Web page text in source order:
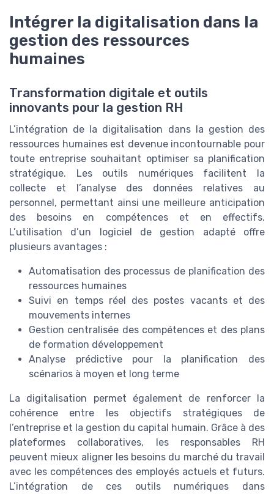
Intégrer la digitalisation dans la
gestion des ressources
humaines
Transformation digitale et outils
innovants pour la gestion RH
L’intégration de la digitalisation dans la gestion des
ressources humaines est devenue incontournable pour
toute entreprise souhaitant optimiser sa planification
stratégique. Les outils numériques facilitent la
collecte et l’analyse des données relatives au
personnel, permettant ainsi une meilleure anticipation
des besoins en compétences et en effectifs.
L’utilisation d’un logiciel de gestion adapté offre
plusieurs avantages :
Automatisation des processus de planification des
ressources humaines
Suivi en temps réel des postes vacants et des
mouvements internes
Gestion centralisée des compétences et des plans
de formation développement
Analyse prédictive pour la planification des
scénarios à moyen et long terme
La digitalisation permet également de renforcer la
cohérence entre les objectifs stratégiques de
l’entreprise et la gestion du capital humain. Grâce à des
plateformes collaboratives, les responsables RH
peuvent mieux aligner les besoins du marché du travail
avec les compétences des employés actuels et futurs.
L’intégration de ces outils numériques dans